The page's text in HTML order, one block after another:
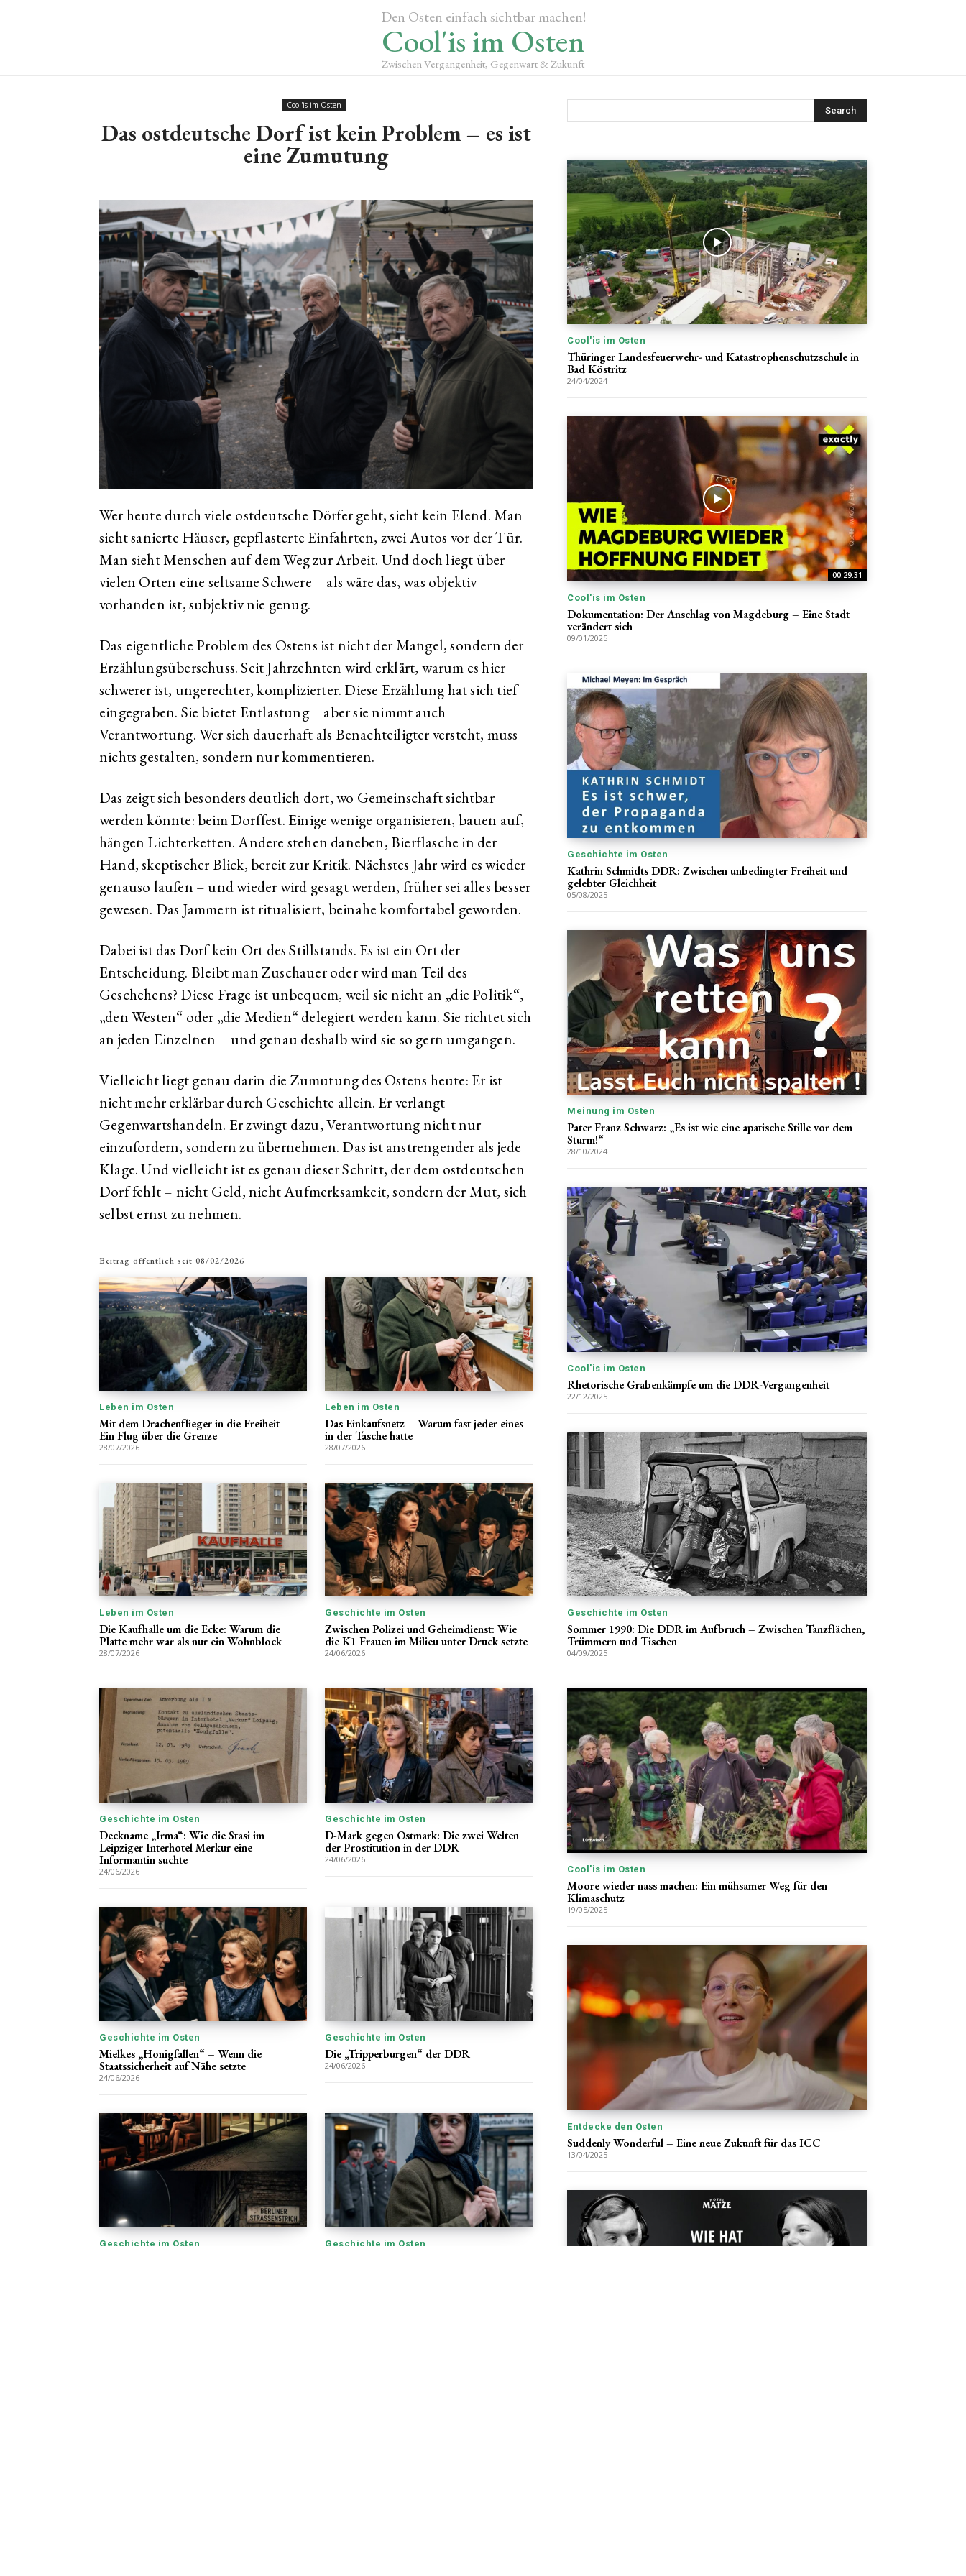
Den Osten einfach sichtbar machen!
Cool'is im Osten
Zwischen Vergangenheit, Gegenwart & Zukunft
Cool'is im Osten
Das ostdeutsche Dorf ist kein Problem – es ist
eine Zumutung
Wer heute durch viele ostdeutsche Dörfer geht, sieht kein Elend. Man
sieht sanierte Häuser, gepflasterte Einfahrten, zwei Autos vor der Tür.
Man sieht Menschen auf dem Weg zur Arbeit. Und doch liegt über
vielen Orten eine seltsame Schwere – als wäre das, was objektiv
vorhanden ist, subjektiv nie genug.
Das eigentliche Problem des Ostens ist nicht der Mangel, sondern der
Erzählungsüberschuss. Seit Jahrzehnten wird erklärt, warum es hier
schwerer ist, ungerechter, komplizierter. Diese Erzählung hat sich tief
eingegraben. Sie bietet Entlastung – aber sie nimmt auch
Verantwortung. Wer sich dauerhaft als Benachteiligter versteht, muss
nichts gestalten, sondern nur kommentieren.
Das zeigt sich besonders deutlich dort, wo Gemeinschaft sichtbar
werden könnte: beim Dorffest. Einige wenige organisieren, bauen auf,
hängen Lichterketten. Andere stehen daneben, Bierflasche in der
Hand, skeptischer Blick, bereit zur Kritik. Nächstes Jahr wird es wieder
genauso laufen – und wieder wird gesagt werden, früher sei alles besser
gewesen. Das Jammern ist ritualisiert, beinahe komfortabel geworden.
Dabei ist das Dorf kein Ort des Stillstands. Es ist ein Ort der
Entscheidung. Bleibt man Zuschauer oder wird man Teil des
Geschehens? Diese Frage ist unbequem, weil sie nicht an „die Politik“,
„den Westen“ oder „die Medien“ delegiert werden kann. Sie richtet sich
an jeden Einzelnen – und genau deshalb wird sie so gern umgangen.
Vielleicht liegt genau darin die Zumutung des Ostens heute: Er ist
nicht mehr erklärbar durch Geschichte allein. Er verlangt
Gegenwartshandeln. Er zwingt dazu, Verantwortung nicht nur
einzufordern, sondern zu übernehmen. Das ist anstrengender als jede
Klage. Und vielleicht ist es genau dieser Schritt, der dem ostdeutschen
Dorf fehlt – nicht Geld, nicht Aufmerksamkeit, sondern der Mut, sich
selbst ernst zu nehmen.
Beitrag öffentlich seit 08/02/2026
Leben im Osten
Mit dem Drachenflieger in die Freiheit –
Ein Flug über die Grenze
28/07/2026
Leben im Osten
Das Einkaufsnetz – Warum fast jeder eines
in der Tasche hatte
28/07/2026
Leben im Osten
Die Kaufhalle um die Ecke: Warum die
Platte mehr war als nur ein Wohnblock
28/07/2026
Geschichte im Osten
Zwischen Polizei und Geheimdienst: Wie
die K1 Frauen im Milieu unter Druck setzte
24/06/2026
Geschichte im Osten
Deckname „Irma“: Wie die Stasi im
Leipziger Interhotel Merkur eine
Informantin suchte
24/06/2026
Geschichte im Osten
D-Mark gegen Ostmark: Die zwei Welten
der Prostitution in der DDR
24/06/2026
Geschichte im Osten
Mielkes „Honigfallen“ – Wenn die
Staatssicherheit auf Nähe setzte
24/06/2026
Geschichte im Osten
Die „Tripperburgen“ der DDR
24/06/2026
Geschichte im Osten Geschichte im Osten
Search
Cool'is im Osten
Thüringer Landesfeuerwehr- und Katastrophenschutzschule in
Bad Köstritz
24/04/2024
00:29:31
Cool'is im Osten
Dokumentation: Der Anschlag von Magdeburg – Eine Stadt
verändert sich
09/01/2025
Geschichte im Osten
Kathrin Schmidts DDR: Zwischen unbedingter Freiheit und
gelebter Gleichheit
05/08/2025
Meinung im Osten
Pater Franz Schwarz: „Es ist wie eine apatische Stille vor dem
Sturm!“
28/10/2024
Cool'is im Osten
Rhetorische Grabenkämpfe um die DDR-Vergangenheit
22/12/2025
Geschichte im Osten
Sommer 1990: Die DDR im Aufbruch – Zwischen Tanzflächen,
Trümmern und Tischen
04/09/2025
Cool'is im Osten
Moore wieder nass machen: Ein mühsamer Weg für den
Klimaschutz
19/05/2025
Entdecke den Osten
Suddenly Wonderful – Eine neue Zukunft für das ICC
13/04/2025